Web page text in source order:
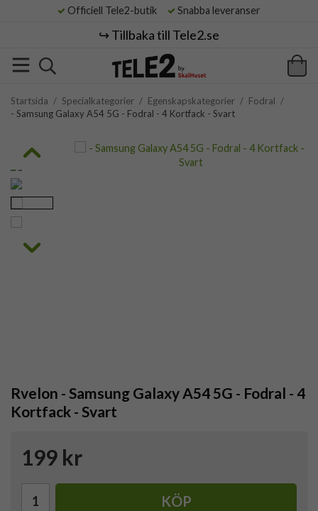
Officiell Tele2-butik Snabba leveranser
↪️ Tillbaka till Tele2.se
Startsida / Specialkategorier / Egenskapskategorier / Fodral /
- Samsung Galaxy A54 5G - Fodral - 4 Kortfack - Svart
Rvelon - Samsung Galaxy A54 5G - Fodral - 4
Kortfack - Svart
199 kr
KÖP